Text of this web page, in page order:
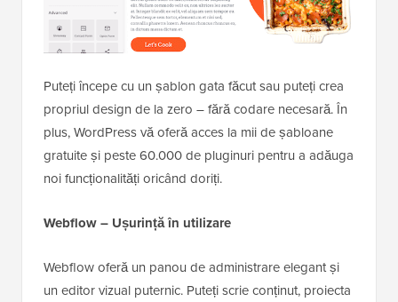
Puteți începe cu un șablon gata făcut sau puteți crea
propriul design de la zero – fără codare necesară. În
plus, WordPress vă oferă acces la mii de șabloane
gratuite și peste 60.000 de pluginuri pentru a adăuga
noi funcționalități oricând doriți.
Webflow – Ușurință în utilizare
Webflow oferă un panou de administrare elegant și
un editor vizual puternic. Puteți scrie conținut, proiecta